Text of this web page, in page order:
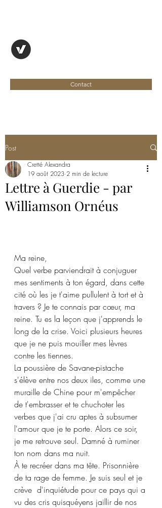
Contact
Post
Lettre à Guerdie - par
Williamson Ornéus
Cretté Alexandra
19 août 2023 2 min de lecture
Ma reine,
Quel verbe parviendrait à conjuguer
mes sentiments à ton égard, dans cette
cité où les je t'aime pullulent à tort et à
travers ? Je te connais par cœur, ma
reine. Tu es la leçon que j'apprends le
long de la crise. Voici plusieurs heures
que je ne puis mouiller mes lèvres
contre les tiennes.
La poussière de Savane-pistache
s'élève entre nos deux iles, comme une
muraille de Chine pour m'empêcher
de t'embrasser et te chuchoter les
verbes que j'ai cru aptes à subsumer
l'amour que je te porte. Alors ce soir,
je me retrouve seul. Damné à ruminer
ton nom dans ma nuit.
À te recréer dans ma tête. Prisonnière
de ta rage de femme. Je suis seul et je
crève  d'inquiétude pour ce pays qui a
vu des cris quisquéyens jaillir de nos